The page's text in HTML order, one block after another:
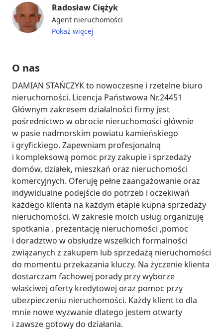
Radosław Ciężyk
Agent nieruchomości
Pokaż więcej
O nas
DAMIAN STAŃCZYK to nowoczesne i rzetelne biuro
nieruchomości. Licencja Państwowa Nr.24451
Głównym zakresem działalności firmy jest
pośrednictwo w obrocie nieruchomości głównie
w pasie nadmorskim powiatu kamieńskiego
i gryfickiego. Zapewniam profesjonalną
i kompleksową pomoc przy zakupie i sprzedaży
domów, działek, mieszkań oraz nieruchomości
komercyjnych. Oferuję pełne zaangażowanie oraz
indywidualne podejście do potrzeb i oczekiwań
każdego klienta na każdym etapie kupna sprzedaży
nieruchomości. W zakresie moich usług organizuję
spotkania , prezentację nieruchomości ,pomoc
i doradztwo w obsłudze wszelkich formalności
związanych z zakupem lub sprzedażą nieruchomości
do momentu przekazania kluczy. Na życzenie klienta
dostarczam fachowej porady przy wyborze
właściwej oferty kredytowej oraz pomoc przy
ubezpieczeniu nieruchomości. Każdy klient to dla
mnie nowe wyzwanie dlatego jestem otwarty
i zawsze gotowy do działania.